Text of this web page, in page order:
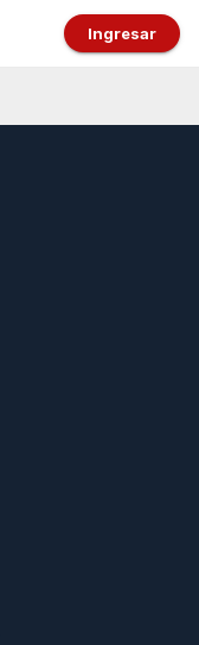
Ingresar